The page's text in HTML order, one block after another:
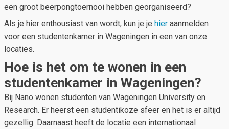
een groot beerpongtoernooi hebben georganiseerd?
Als je hier enthousiast van wordt, kun je je hier aanmelden
voor een studentenkamer in Wageningen in een van onze
locaties.
Hoe is het om te wonen in een
studentenkamer in Wageningen?
Bij Nano wonen studenten van Wageningen University en
Research. Er heerst een studentikoze sfeer en het is er altijd
gezellig. Daarnaast heeft de locatie een internationaal